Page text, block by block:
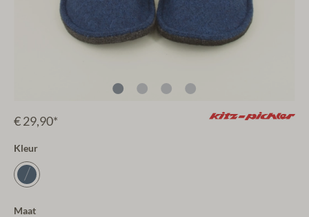
€ 29,90*
Kleur
Maat